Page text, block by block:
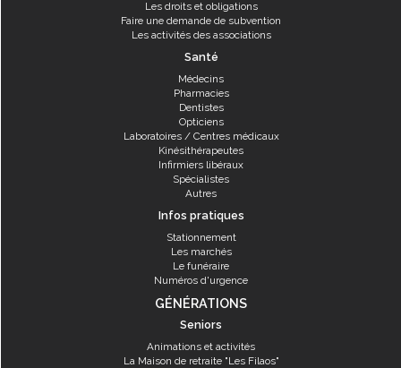
Les droits et obligations
Faire une demande de subvention
Les activités des associations
Santé
Médecins
Pharmacies
Dentistes
Opticiens
Laboratoires / Centres médicaux
Kinésithérapeutes
Infirmiers libéraux
Spécialistes
Autres
Infos pratiques
Stationnement
Les marchés
Le funéraire
Numéros d'urgence
GÉNÉRATIONS
Seniors
Animations et activités
La Maison de retraite "Les Filaos"